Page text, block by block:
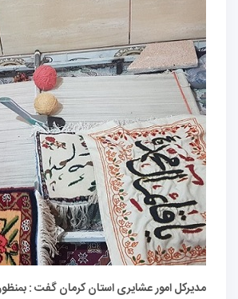
امور عشایری استان کرمان گفت : بمنظور حمایت